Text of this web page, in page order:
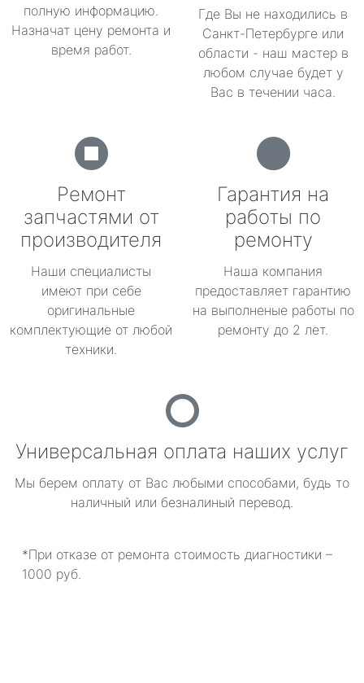
полную информацию.
Назначат цену ремонта и
время работ.
Где Вы не находились в
Санкт-Петербурге или
области - наш мастер в
любом случае будет у
Вас в течении часа.
Ремонт
запчастями от
производителя
Наши специалисты
имеют при себе
оригинальные
комплектующие от любой
техники.
Гарантия на
работы по
ремонту
Наша компания
предоставляет гарантию
на выполненые работы по
ремонту до 2 лет.
Универсальная оплата наших услуг
Мы берем оплату от Вас любыми способами, будь то
наличный или безналиный перевод.
*При отказе от ремонта стоимость диагностики –
1000 руб.